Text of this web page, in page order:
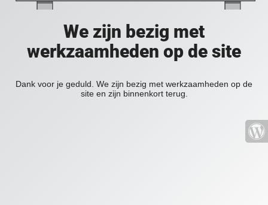
We zijn bezig met
werkzaamheden op de site
Dank voor je geduld. We zijn bezig met werkzaamheden op de
site en zijn binnenkort terug.